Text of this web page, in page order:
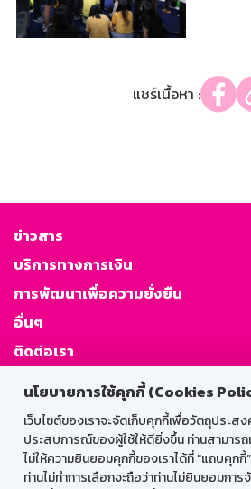
นโยบายการใช้คุกกี้ (Cookies
เว็บไซต์ของเราจะจัดเก็บคุกกี้เพื่อวัตถุประส
ประสบการณ์ของผู้ใช้ให้ดียิ่งขึ้น ท่านสามาร
ไม่ให้ความยินยอมคุกกี้ของเราได้ที่ "แถบคุกกี้
ท่านไม่ทำการเลือกจะถือว่าท่านไม่ยินยอมกา
แชร์เนื้อหา :
ข่าวสาร
บริการทางการเงิน
การพัฒนาเพื่อความยั่งยืน
อื่นๆ
ติดต่อเรา
GSB Society:
สำหรับพนักงาน